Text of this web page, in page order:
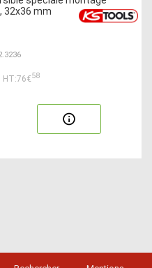
32x36 mm
HT:76€58